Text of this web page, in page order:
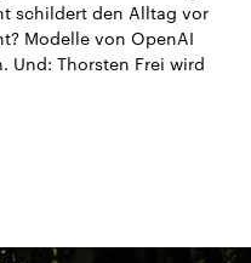
schildert den Alltag vor
Modelle von OpenAI
Und: Thorsten Frei wird